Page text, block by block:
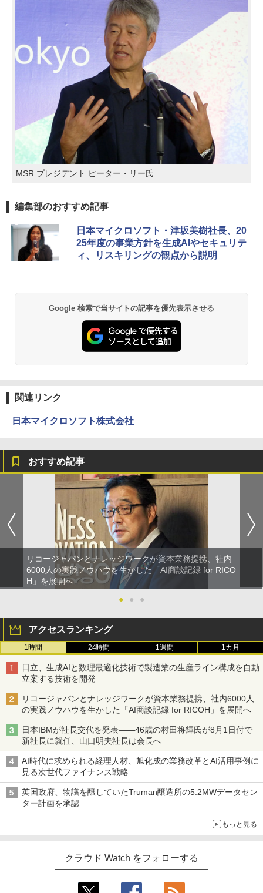
MSR プレジデント ピーター・リー氏
編集部のおすすめ記事
日本マイクロソフト・津坂美樹社長、20
25年度の事業方針を生成AIやセキュリテ
ィ、リスキリングの観点から説明
Google 検索で当サイトの記事を優先表示させる
関連リンク
日本マイクロソフト株式会社
おすすめ記事
リコージャパンとナレッジワークが資本業務提携、社内
6000人の実践ノウハウを生かした「AI商談記録 for RICO
H」を展開へ
●
● ●
アクセスランキング
1時間 24時間 1週間 1カ月
日立、生成AIと数理最適化技術で製造業の生産ライン構成を自動
立案する技術を開発
リコージャパンとナレッジワークが資本業務提携、社内6000人
の実践ノウハウを生かした「AI商談記録 for RICOH」を展開へ
日本IBMが社長交代を発表――46歳の村田将輝氏が8月1日付で
新社長に就任、山口明夫社長は会長へ
AI時代に求められる経理人材、旭化成の業務改革とAI活用事例に
見る次世代ファイナンス戦略
英国政府、物議を醸していたTruman醸造所の5.2MWデータセン
ター計画を承認
もっと見る
クラウド Watch をフォローする